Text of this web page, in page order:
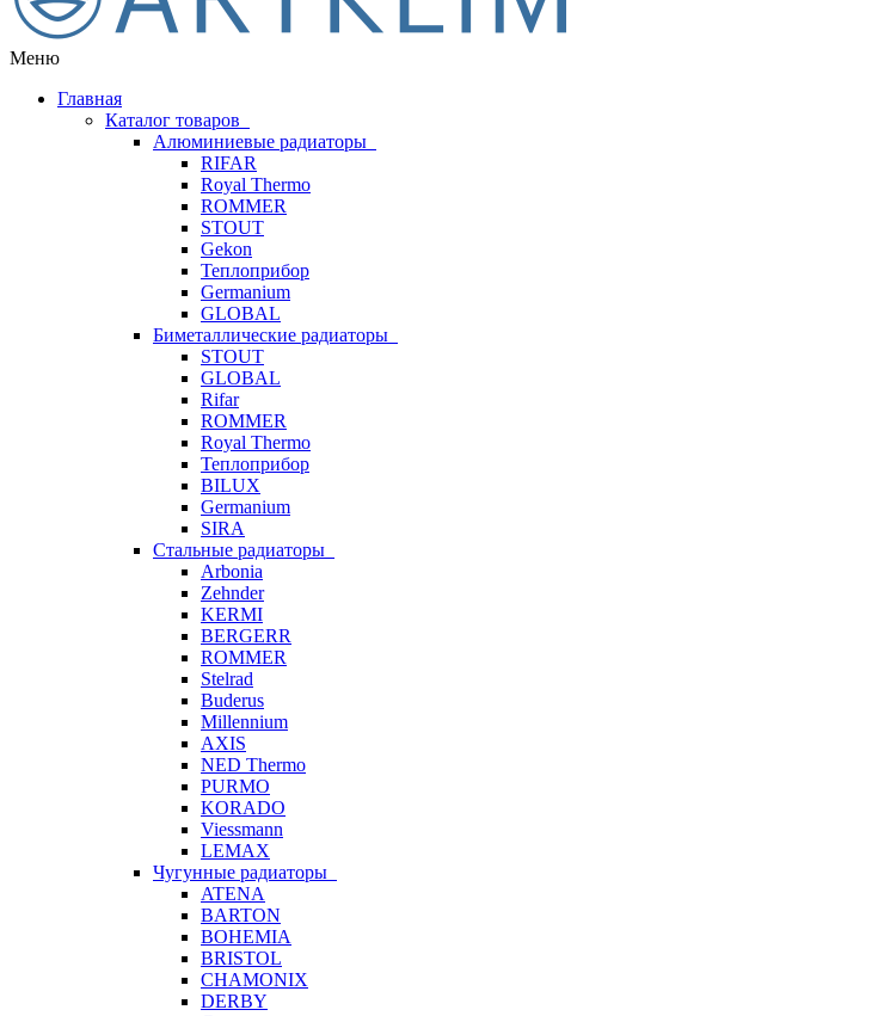
Меню
Главная
Каталог товаров
Алюминиевые радиаторы
RIFAR
Royal Thermo
ROMMER
STOUT
Gekon
Теплоприбор
Germanium
GLOBAL
Биметаллические радиаторы
STOUT
GLOBAL
Rifar
ROMMER
Royal Thermo
Теплоприбор
BILUX
Germanium
SIRA
Стальные радиаторы
Arbonia
Zehnder
KERMI
BERGERR
ROMMER
Stelrad
Buderus
Millennium
AXIS
NED Thermo
PURMO
KORADO
Viessmann
LEMAX
Чугунные радиаторы
ATENA
BARTON
BOHEMIA
BRISTOL
CHAMONIX
DERBY